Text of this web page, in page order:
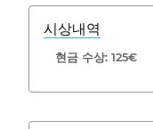
시상내역
현금 수상: 125€